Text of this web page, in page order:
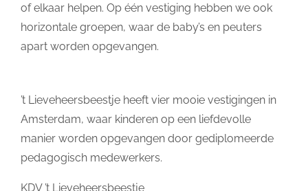
of elkaar helpen. Op één vestiging hebben we ook
horizontale groepen, waar de baby’s en peuters
apart worden opgevangen.
’t Lieveheersbeestje heeft vier mooie vestigingen in
Amsterdam, waar kinderen op een liefdevolle
manier worden opgevangen door gediplomeerde
pedagogisch medewerkers.
KDV ’t Lieveheersbeestje